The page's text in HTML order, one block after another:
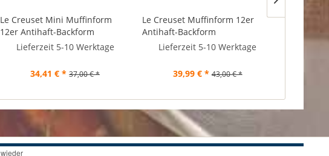
Le Creuset Mini Muffinform
12er Antihaft-Backform
Lieferzeit 5-10 Werktage
34,41 € * 37,00 € *
Le Creuset Muffinform 12er
Antihaft-Backform
Lieferzeit 5-10 Werktage
39,99 € * 43,00 € *
Duschgel
250ml